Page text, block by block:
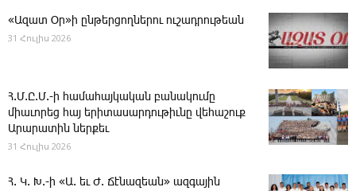
«Ազատ Օր»ի ընթերցողներու ուշադրութեան
31 Հուլիս 2026
Հ.Մ.Ը.Մ.-ի համահայկական բանակումը
միաւորեց հայ երիտասարդութիւնը վեհաշուք
Արարատին ներքեւ
31 Հուլիս 2026
Հ. Կ. Խ.-ի «Ա. եւ Ժ. ­Ճէնազեան» ազգային